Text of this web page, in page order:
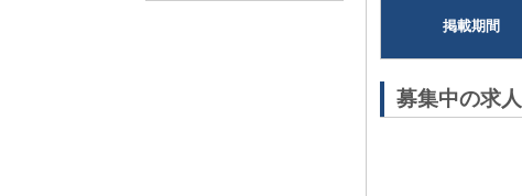
掲載期間
募集中の求人